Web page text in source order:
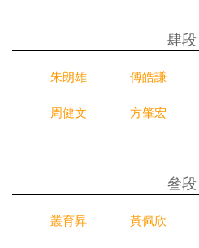
肆段
朱朗雄 傅皓謙
周健文 方肇宏
叄段
叢育昇 黃佩欣